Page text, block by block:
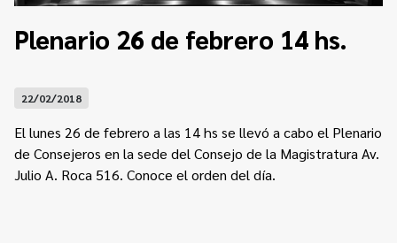
Convenios
Acceso a la información Pública
Pedido de Acceso a la Información online
Tenés Derechos
Programa Educación en Derechos Humanos
Cuento con Derechos
Contacto
Plenario 26 de febrero 14 hs.
22/02/2018
El lunes 26 de febrero a las 14 hs se llevó a cabo el Plenario
de Consejeros en la sede del Consejo de la Magistratura Av.
Julio A. Roca 516. Conoce el orden del día.